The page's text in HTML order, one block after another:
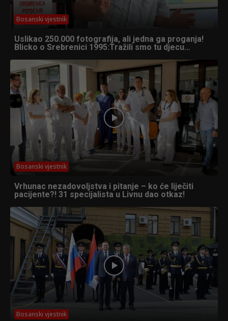
Bosanski vjestnik
Uslikao 250.000 fotografija, ali jedna ga proganja!
Blicko o Srebrenici 1995:Tražili smo tu djecu…
Bosanski vjestnik
Vrhunac nezadovoljstva i pitanje – ko će liječiti
pacijente?! 31 specijalista u Livnu dao otkaz!
Bosanski vjestnik